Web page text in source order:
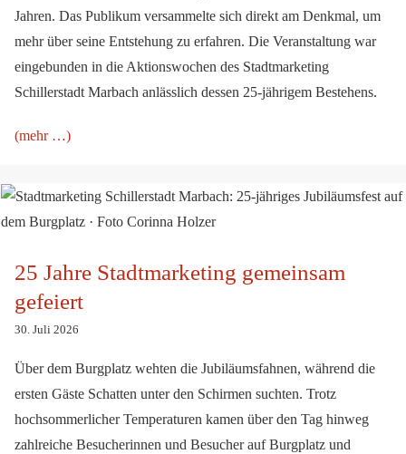
Jahren. Das Publikum versammelte sich direkt am Denkmal, um
mehr über seine Entstehung zu erfahren. Die Veranstaltung war
eingebunden in die Aktionswochen des Stadtmarketing
Schillerstadt Marbach anlässlich dessen 25-jährigem Bestehens.
(mehr …)
25 Jahre Stadtmarketing gemeinsam gefeiert
25 Jahre Stadtmarketing gemeinsam
gefeiert
30. Juli 2026
Über dem Burgplatz wehten die Jubiläumsfahnen, während die
ersten Gäste Schatten unter den Schirmen suchten. Trotz
hochsommerlicher Temperaturen kamen über den Tag hinweg
zahlreiche Besucherinnen und Besucher auf Burgplatz und